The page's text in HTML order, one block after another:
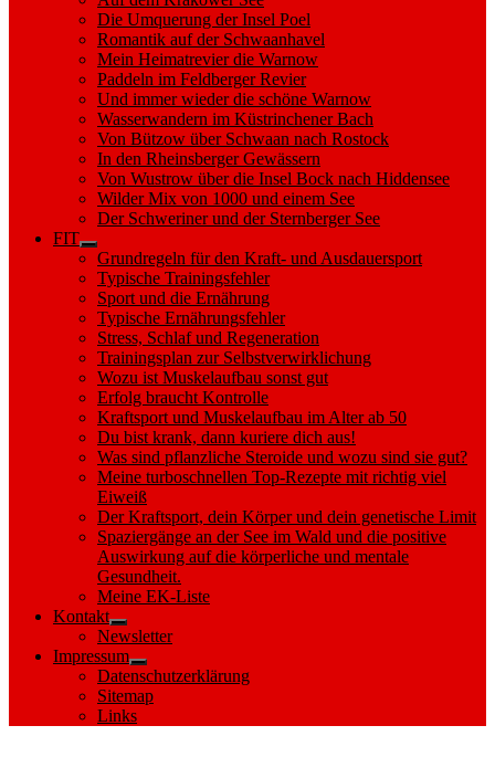
Die Umquerung der Insel Poel
Romantik auf der Schwaanhavel
Mein Heimatrevier die Warnow
Paddeln im Feldberger Revier
Und immer wieder die schöne Warnow
Wasserwandern im Küstrinchener Bach
Von Bützow über Schwaan nach Rostock
In den Rheinsberger Gewässern
Von Wustrow über die Insel Bock nach Hiddensee
Wilder Mix von 1000 und einem See
Der Schweriner und der Sternberger See
FIT
Show
sub
menu
Grundregeln für den Kraft- und Ausdauersport
Typische Trainingsfehler
Sport und die Ernährung
Typische Ernährungsfehler
Stress, Schlaf und Regeneration
Trainingsplan zur Selbstverwirklichung
Wozu ist Muskelaufbau sonst gut
Erfolg braucht Kontrolle
Kraftsport und Muskelaufbau im Alter ab 50
Du bist krank, dann kuriere dich aus!
Was sind pflanzliche Steroide und wozu sind sie gut?
Meine turboschnellen Top-Rezepte mit richtig viel
Eiweiß
Der Kraftsport, dein Körper und dein genetische Limit
Spaziergänge an der See im Wald und die positive
Auswirkung auf die körperliche und mentale
Gesundheit.
Meine EK-Liste
Kontakt
Show
sub
menu
Newsletter
Impressum
Show
sub
menu
Datenschutzerklärung
Sitemap
Links